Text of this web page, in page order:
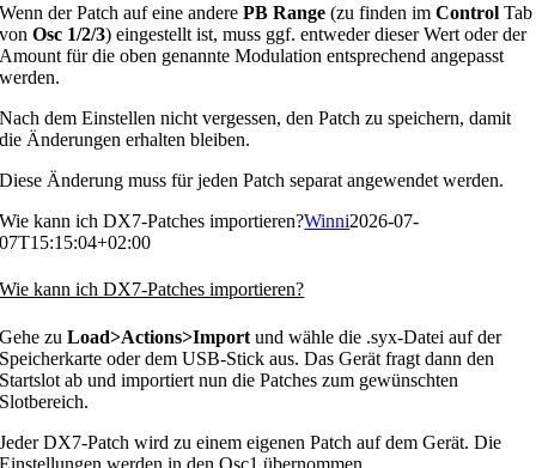
Wenn der Patch auf eine anderePB Range (zu finden imControl Tab
vonOsc 1/2/3) eingestellt ist, muss ggf. entweder dieser Wert oder der
Amount für die oben genannte Modulation entsprechend angepasst
werden.
Nach dem Einstellen nicht vergessen, den Patch zu speichern, damit
die Änderungen erhalten bleiben.
Diese Änderung muss für jeden Patch separat angewendet werden.
Wie kann ich DX7-Patches importieren?Winni2026-07-
07T15:15:04+02:00
Wie kann ich DX7-Patches importieren?
Gehe zuLoad>Actions>Import und wähle die .syx-Datei auf der
Speicherkarte oder dem USB-Stick aus. Das Gerät fragt dann den
Startslot ab und importiert nun die Patches zum gewünschten
Slotbereich.
Jeder DX7-Patch wird zu einem eigenen Patch auf dem Gerät. Die
Einstellungen werden in den Osc1 übernommen.